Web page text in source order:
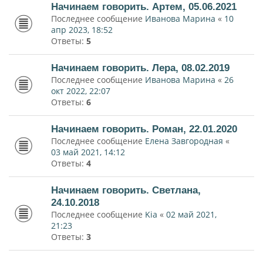
Начинаем говорить. Артем, 05.06.2021
Последнее сообщение Иванова Марина « 10
апр 2023, 18:52
Ответы: 5
Начинаем говорить. Лера, 08.02.2019
Последнее сообщение Иванова Марина « 26
окт 2022, 22:07
Ответы: 6
Начинаем говорить. Роман, 22.01.2020
Последнее сообщение Елена Завгородная «
03 май 2021, 14:12
Ответы: 4
Начинаем говорить. Светлана,
24.10.2018
Последнее сообщение Kia « 02 май 2021,
21:23
Ответы: 3